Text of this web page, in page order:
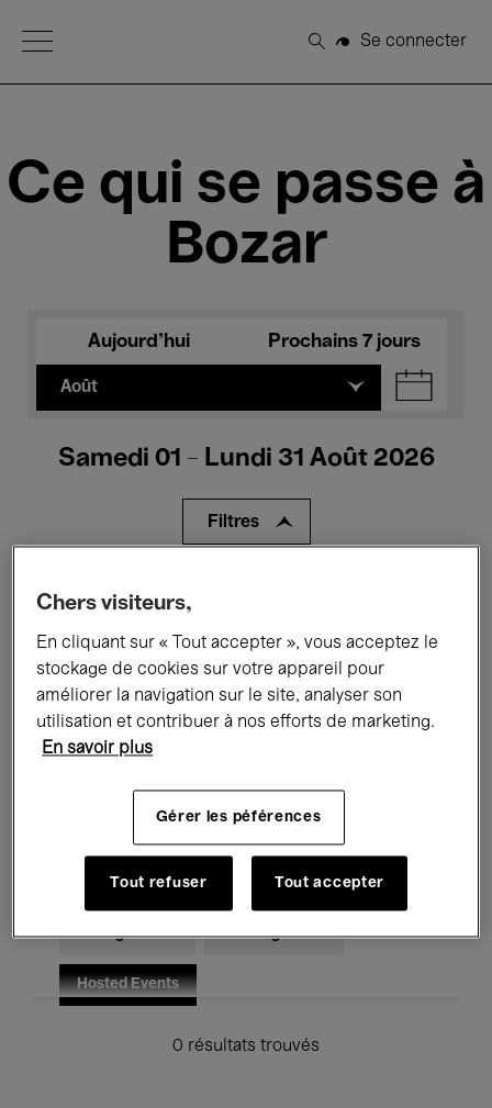
Open Menu
Rechercher
Se connecter
Ce qui se passe à
Bozar
Aujourd'hui Prochains 7 jours
Août
Samedi 01 - Lundi 31 Août 2026
Filtres
Tous les événements
Expositions Films Performances
Rencontres & Débats Jazz
Musique classique
Musique électronique
Pour tous Kids’ Palace
Enseignement Visites guidées
Hosted Events
0 résultats trouvés
Chers visiteurs,
En cliquant sur « Tout accepter », vous acceptez le
stockage de cookies sur votre appareil pour
améliorer la navigation sur le site, analyser son
utilisation et contribuer à nos efforts de marketing.
En savoir plus
Gérer les péférences
Tout refuser Tout accepter